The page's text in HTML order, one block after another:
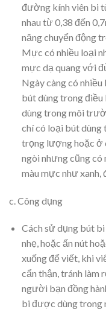
đường kính viên bi
nhau từ 0,38 đến
năng chuyển động
Mực có nhiều loại
mực dạ quang với
Ngày càng có
bút dùng trong
dùng trong môi
chí có loại bút
trọng lượng hoặc ở
ngòi nhưng cũng có
màu mực như xanh,
c. Công dụng
Cách sử dụng bút
nhẹ, hoặc ấn nút
xuống để viết, khi
cẩn thận, tránh làm
người bạn đồng
bi được dùng trong